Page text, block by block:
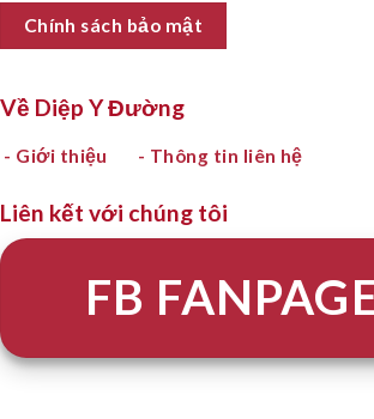
Chính sách bảo mật
Về Diệp Y Đường
- Giới thiệu - Thông tin liên hệ
Liên kết với chúng tôi
FB